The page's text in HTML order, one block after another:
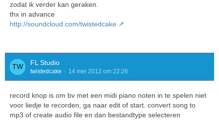
zodat ik verder kan geraken.
thx in advance
http://soundcloud.com/twistedcake
FL Studio
twistedcake 14 mei 2012 om 22:26
record knop is om bv met een midi piano noten in te spelen niet
voor liedje te recorden, ga naar edit of start. convert song to
mp3 of create audio file en dan bestandtype selecteren